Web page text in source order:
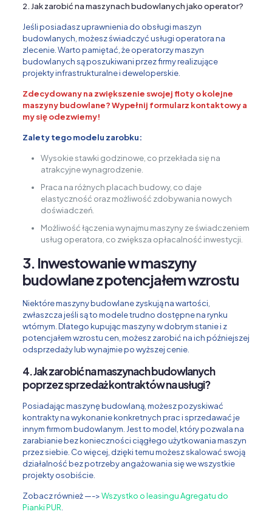
2. Jak zarobić na maszynach budowlanych jako operator?
Jeśli posiadasz uprawnienia do obsługi maszyn
budowlanych, możesz świadczyć usługi operatora na
zlecenie. Warto pamiętać, że operatorzy maszyn
budowlanych są poszukiwani przez firmy realizujące
projekty infrastrukturalne i deweloperskie.
Zdecydowany na zwiększenie swojej floty o kolejne
maszyny budowlane? Wypełnij formularz kontaktowy a
my się odezwiemy!
Zalety tego modelu zarobku:
Wysokie stawki godzinowe, co przekłada się na
atrakcyjne wynagrodzenie.
Praca na różnych placach budowy, co daje
elastyczność oraz możliwość zdobywania nowych
doświadczeń.
Możliwość łączenia wynajmu maszyny ze świadczeniem
usług operatora, co zwiększa opłacalność inwestycji.
3. Inwestowanie w maszyny
budowlane z potencjałem wzrostu
Niektóre maszyny budowlane zyskują na wartości,
zwłaszcza jeśli są to modele trudno dostępne na rynku
wtórnym. Dlatego kupując maszyny w dobrym stanie i z
potencjałem wzrostu cen, możesz zarobić na ich późniejszej
odsprzedaży lub wynajmie po wyższej cenie.
4. Jak zarobić na maszynach budowlanych
poprzez sprzedaż kontraktów na usługi?
Posiadając maszynę budowlaną, możesz pozyskiwać
kontrakty na wykonanie konkretnych prac i sprzedawać je
innym firmom budowlanym. Jest to model, który pozwala na
zarabianie bez konieczności ciągłego użytkowania maszyn
przez siebie. Co więcej, dzięki temu możesz skalować swoją
działalność bez potrzeby angażowania się we wszystkie
projekty osobiście.
Zobacz również —->Wszystko o leasingu Agregatu do
Pianki PUR